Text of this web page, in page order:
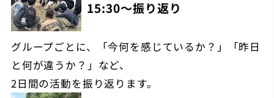
15:30～振り返り
グループごとに、「今何を感じているか？」「昨日
と何が違うか？」など、
2日間の活動を振り返ります。